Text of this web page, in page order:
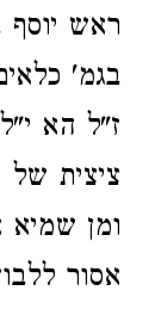
ראש יוסף
בגמ'
ז"ל הא
ציצית של
ומן שמיא
אסור